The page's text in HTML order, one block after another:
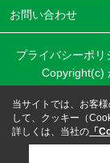
お問い合わせ
プライバシーポリ
Copyright(c)
当サイトでは、お客
して、クッキー（
詳しくは、当社の 「